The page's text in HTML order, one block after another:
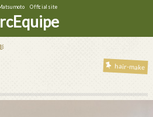
Official site
hair-make